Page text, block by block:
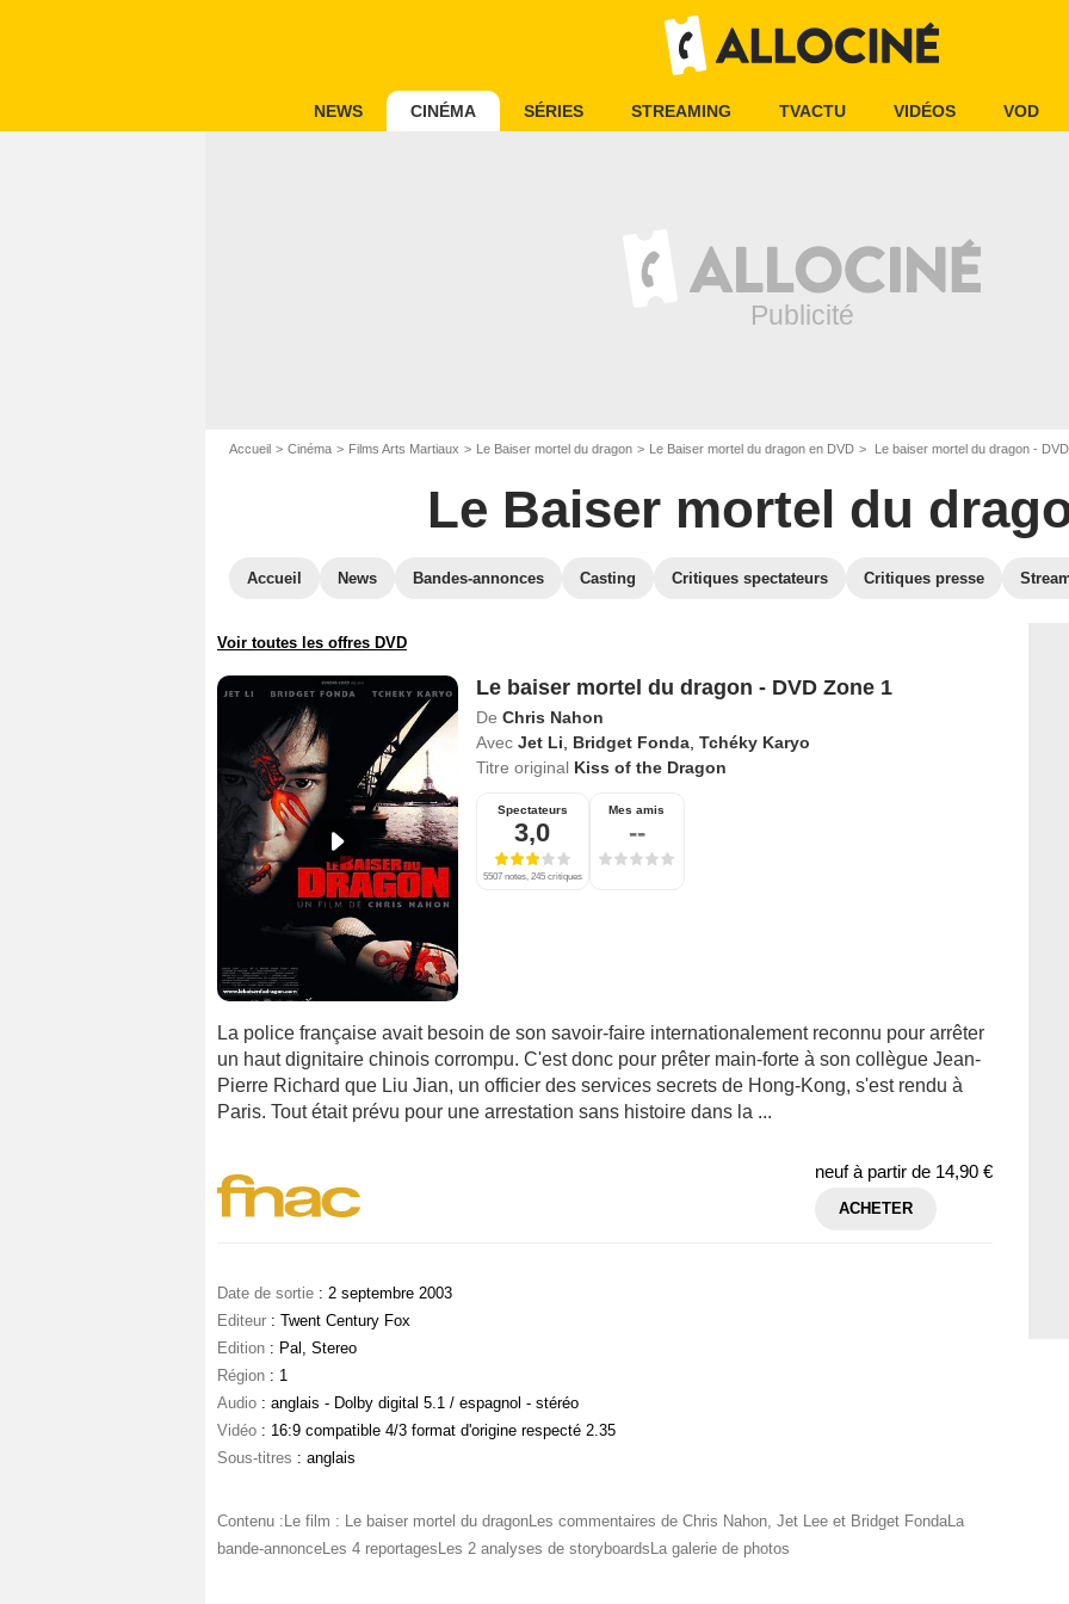
NEWS CINÉMA SÉRIES STREAMING TVACTU VIDÉOS VOD
Accueil Cinéma Films Arts Martiaux Le Baiser mortel du dragon Le Baiser mortel du dragon en DVD Le baiser mortel du dragon -
Le Baiser mortel du
Accueil News Bandes-annonces Casting Critiques spectateurs Critiques presse
Voir toutes les offres DVD
Le baiser mortel du dragon - DVD Zone 1
De Chris Nahon
Avec Jet Li Bridget Fonda, Tchéky Karyo
Titre original Kiss of the Dragon
Spectateurs
3,0
5507 notes, 245 critiques
Mes amis
--
La police française avait besoin de son savoir-faire internationalement reconnu pour arrêter
un haut dignitaire chinois corrompu. C'est donc pour prêter main-forte à son collègue Jean-
Pierre Richard que Liu Jian, un officier des services secrets de Hong-Kong, s'est rendu à
Paris. Tout était prévu pour une arrestation sans histoire dans la ...
neuf à partir de 14,90 €
ACHETER
Date de sortie : 2 septembre 2003
Editeur : Twent Century Fox
Edition : Pal, Stereo
Région : 1
Audio : anglais - Dolby digital 5.1 / espagnol - stéréo
Vidéo : 16:9 compatible 4/3 format d'origine respecté 2.35
Sous-titres : anglais
Contenu :Le film : Le baiser mortel du dragonLes commentaires de Chris Nahon, Jet Lee et Bridget FondaLa
bande-annonceLes 4 reportagesLes 2 analyses de storyboardsLa galerie de photos